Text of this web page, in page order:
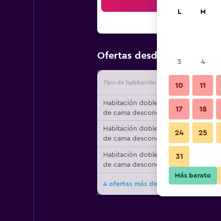
Ofertas desde Oferta
Tipo de habitación
Habitación doble, tipo
de cama desconocido
Habitación doble, tipo
de cama desconocido
Habitación doble, tipo
de cama desconocido
4 ofertas más de Bellevue Guest
L M
3 4
10 11
17 18
24 25
31
Más barato